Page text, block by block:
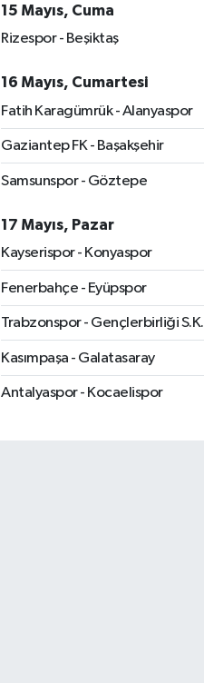
15 Mayıs, Cuma
Rizespor - Beşiktaş
16 Mayıs, Cumartesi
Fatih Karagümrük - Alanyaspor
Gaziantep FK - Başakşehir
Samsunspor - Göztepe
17 Mayıs, Pazar
Kayserispor - Konyaspor
Fenerbahçe - Eyüpspor
Trabzonspor - Gençlerbirliği S.K.
Kasımpaşa - Galatasaray
Antalyaspor - Kocaelispor